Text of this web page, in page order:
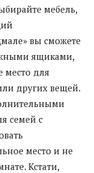
мебель,
вы сможете
ящиками,
место для
других вещей.
семей с
место и не
Кстати,